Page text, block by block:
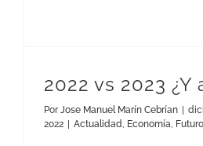
2022 vs 2023 ¿Y
PorJose Manuel Marín Cebrían
2022
Actualidad, Economía, Futuro